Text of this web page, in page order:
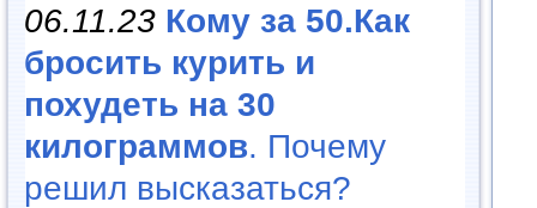
06.11.23 Кому за 50.Как
бросить курить и
похудеть на 30
килограммов. Почему
решил высказаться?